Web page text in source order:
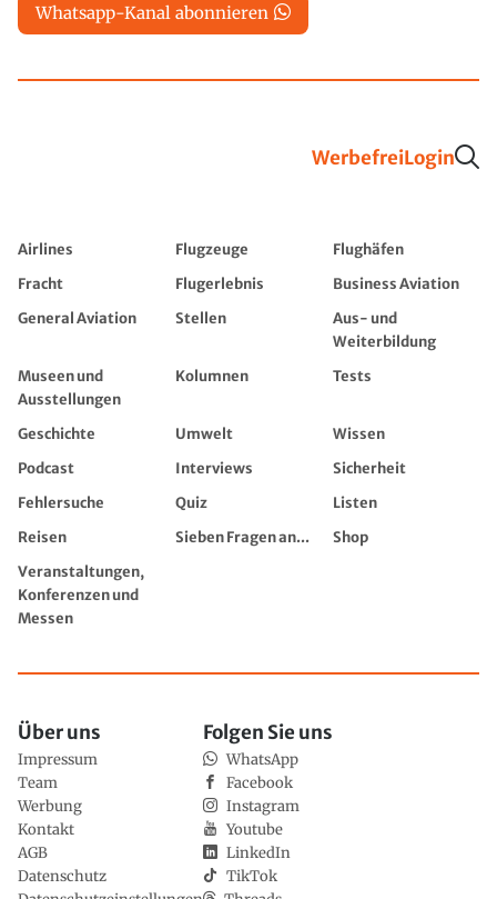
Whatsapp-Kanal abonnieren
WerbefreiLogin
Airlines Flugzeuge
Flughäfen
Fracht
Flugerlebnis
Business Aviation
General Aviation
Stellen
Aus- und
Weiterbildung
Museen und
Ausstellungen
Kolumnen Tests
Geschichte Umwelt
Wissen
Podcast
Interviews
Sicherheit
Fehlersuche
Quiz
Listen
Reisen
Sieben Fragen an...
Shop
Veranstaltungen,
Konferenzen und
Messen
Über uns
Impressum
Team
Werbung
Kontakt
AGB
Datenschutz
Folgen Sie uns
WhatsApp
Facebook
Instagram
Youtube
LinkedIn
TikTok